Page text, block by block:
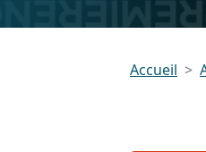
Accueil